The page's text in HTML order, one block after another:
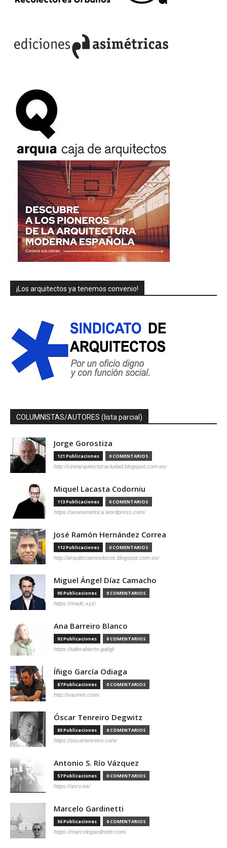
¡Los arquitectos ya tenemos convenio!
COLUMNISTAS/AUTORES (lista parcial)
Jorge Gorostiza
121 Publicaciones 0 COMENTARIOS
http://cinearquitecturaciudad.blogspot.com.es/
Miquel Lacasta Codorniu
113 Publicaciones 0 COMENTARIOS
https://axonometrica.wordpress.com/
José Ramón Hernández Correa
112 Publicaciones 0 COMENTARIOS
http://arquitectamoslocos.blogspot.com.es/
Miguel Ángel Díaz Camacho
95 Publicaciones 0 COMENTARIOS
https://madc.xyz/
Ana Barreiro Blanco
92 Publicaciones 0 COMENTARIOS
https://tallerabierto.gal/gl/
Íñigo García Odiaga
87 Publicaciones 0 COMENTARIOS
http://vaumm.com/
Óscar Tenreiro Degwitz
85 Publicaciones 0 COMENTARIOS
https://oscartenreiro.com/
Antonio S. Río Vázquez
57 Publicaciones 0 COMENTARIOS
https://asrv.es/
Marcelo Gardinetti
56 Publicaciones 0 COMENTARIOS
https://marcelogardinetti.com/